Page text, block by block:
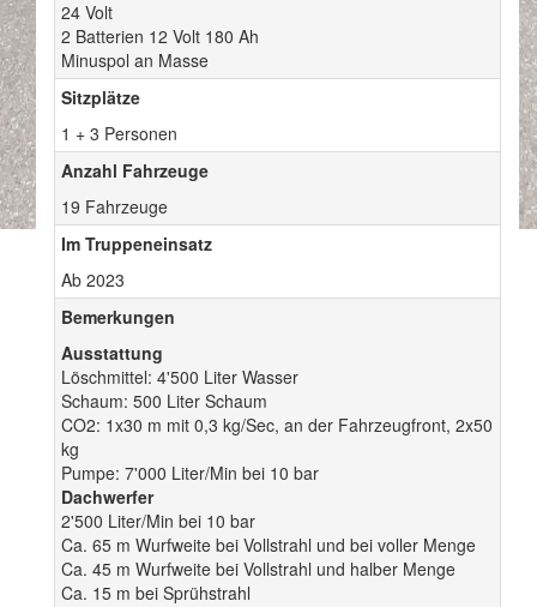
24 Volt
2 Batterien 12 Volt 180 Ah
Minuspol an Masse
Sitzplätze
1 + 3 Personen
Anzahl Fahrzeuge
19 Fahrzeuge
Im Truppeneinsatz
Ab 2023
Bemerkungen
Ausstattung
Löschmittel: 4'500 Liter Wasser
Schaum: 500 Liter Schaum
CO2: 1x30 m mit 0,3 kg/Sec, an der Fahrzeugfront, 2x50
kg
Pumpe: 7'000 Liter/Min bei 10 bar
Dachwerfer
2'500 Liter/Min bei 10 bar
Ca. 65 m Wurfweite bei Vollstrahl und bei voller Menge
Ca. 45 m Wurfweite bei Vollstrahl und halber Menge
Ca. 15 m bei Sprühstrahl